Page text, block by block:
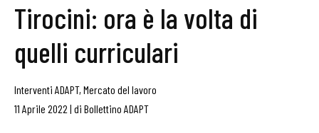
Tirocini: ora è la volta di
quelli curriculari
Interventi ADAPT, Mercato del lavoro
11 Aprile 2022 | di Bollettino ADAPT